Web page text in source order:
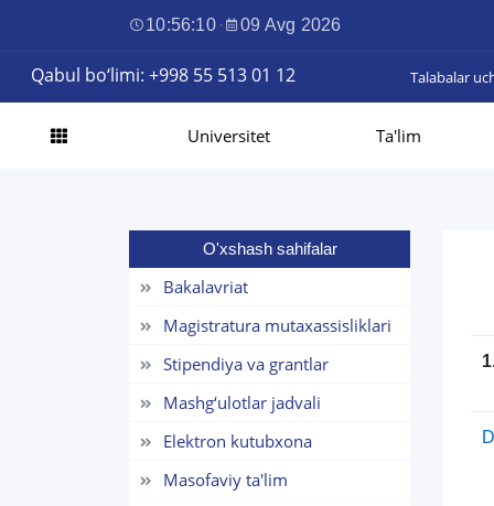
10:56:11 · 09 Avg 2026
Qabul bo‘limi: +998 55 513 01 12 Talabalar
Universitet Ta'lim
O'xshash sahifalar
Bakalavriat
Magistratura mutaxassisliklari
Stipendiya va grantlar
Mashg‘ulotlar jadvali
Elektron kutubxona
Masofaviy ta'lim